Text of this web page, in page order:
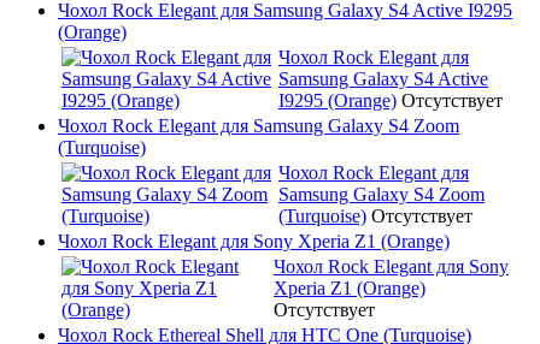
Чохол Rock Elegant для Samsung Galaxy S4 Active I9295
(Orange)
Чохол Rock Elegant для
Samsung Galaxy S4 Active
I9295 (Orange) Отсутствует
Чохол Rock Elegant для Samsung Galaxy S4 Zoom
(Turquoise)
Чохол Rock Elegant для
Samsung Galaxy S4 Zoom
(Turquoise) Отсутствует
Чохол Rock Elegant для Sony Xperia Z1 (Orange)
Чохол Rock Elegant для Sony
Xperia Z1 (Orange)
Отсутствует
Чохол Rock Ethereal Shell для HTC One (Turquoise)